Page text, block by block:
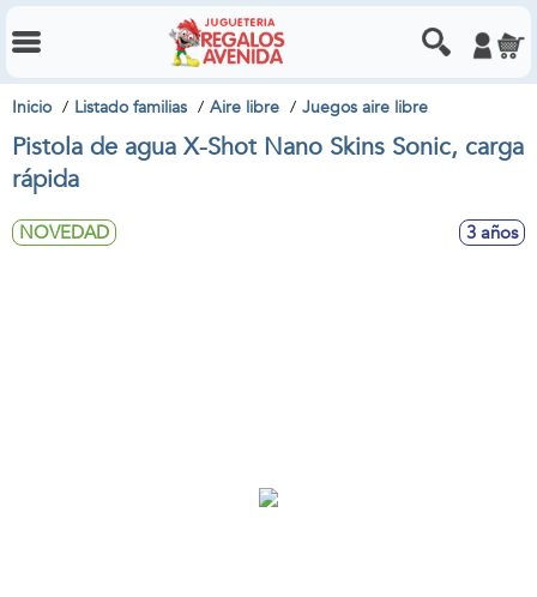
Inicio Listado familias Aire libre Juegos aire libre
Pistola de agua X-Shot Nano Skins Sonic, carga
rápida
NOVEDAD 3 años